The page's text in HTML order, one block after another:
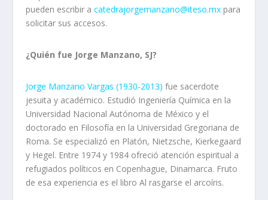
pueden escribir a catedrajorgemanzano@iteso.mxpara
solicitar sus accesos.
¿Quién fue Jorge Manzano, SJ?
Jorge Manzano Vargas (1930-2013) fue sacerdote
jesuita y académico. Estudió Ingeniería Química en la
Universidad Nacional Autónoma de México y el
doctorado en Filosofía en la Universidad Gregoriana de
Roma. Se especializó en Platón, Nietzsche, Kierkegaard
y Hegel. Entre 1974 y 1984 ofreció atención espiritual a
refugiados políticos en Copenhague, Dinamarca. Fruto
de esa experiencia es el libro Al rasgarse el arcoíris.